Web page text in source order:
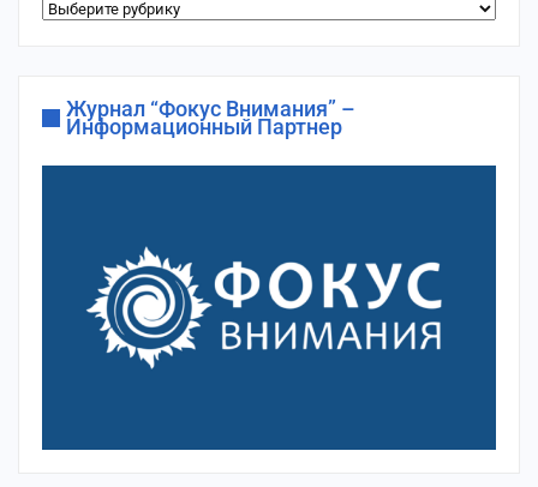
Рубрики
Журнал “Фокус Внимания” –
Информационный Партнер